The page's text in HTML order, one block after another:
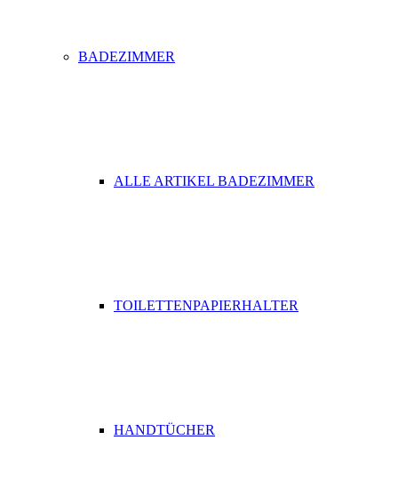
BADEZIMMER
ALLE ARTIKEL BADEZIMMER
TOILETTENPAPIERHALTER
HANDTÜCHER